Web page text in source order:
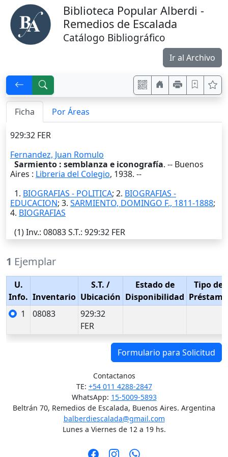
Biblioteca Popular Alberdi -
Remedios de Escalada
Catálogo Bibliográfico
Ir al Archivo
Ficha Por Áreas
929:32 FER
Fernandez, Juan Romulo
Sarmiento : semblanza e iconografía. -- Buenos
Aires : Libreria del Colegio, 1938. --
1. BIOGRAFIAS - POLITICA; 2. BIOGRAFIAS -
EDUCACION; 3. SARMIENTO, DOMINGO F., 1811-1888;
4. BIOGRAFIAS
(1)Inv.: 08083S.T.: 929:32 FER
1 Ejemplar
U.
Info. Inventario
S.T. /
Ubicación
Estado de
Disponibilidad
Tipo de
Préstamo
1
08083
929:32
FER
Formulario para Solicitud
Contactanos
TE: +54 011 4288-2847
WhatsApp: 15-5009-5893
Beltrán 70, Remedios de Escalada, Buenos Aires. Argentina
balberdiescalada@gmail.com
Lunes a Viernes de 12 a 19 hs.